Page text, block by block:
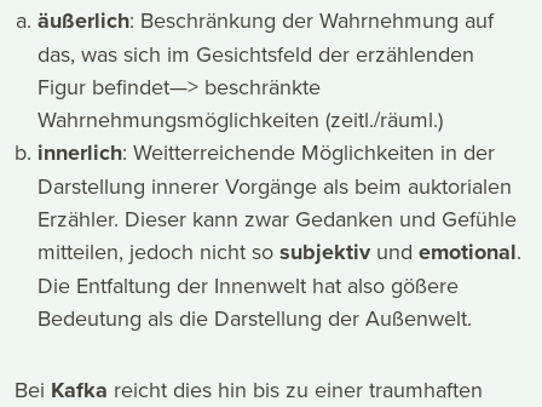
äußerlich: Beschränkung der Wahrnehmung auf
das, was sich im Gesichtsfeld der erzählenden
Figur befindet—> beschränkte
Wahrnehmungsmöglichkeiten (zeitl./räuml.)
innerlich: Weitterreichende Möglichkeiten in der
Darstellung innerer Vorgänge als beim auktorialen
Erzähler. Dieser kann zwar Gedanken und Gefühle
mitteilen, jedoch nicht sosubjektivundemotional.
Die Entfaltung der Innenwelt hat also gößere
Bedeutung als die Darstellung der Außenwelt.
Bei Kafka reicht dies hin bis zu einer traumhaften